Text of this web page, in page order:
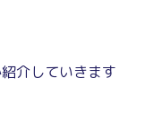
介していきます